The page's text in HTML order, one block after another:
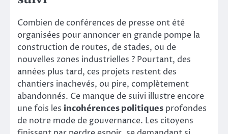
Combien de conférences de presse ont été
organisées pour annoncer en grande pompe la
construction de routes, de stades, ou de
nouvelles zones industrielles ? Pourtant, des
années plus tard, ces projets restent des
chantiers inachevés, ou pire, complètement
abandonnés. Ce manque de suivi illustre encore
une fois les incohérences politiques profondes
de notre mode de gouvernance. Les citoyens